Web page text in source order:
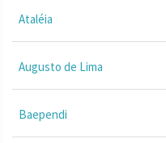
Ataléia
Augusto de Lima
Baependi